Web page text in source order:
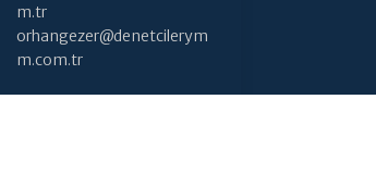
m.tr
orhangezer@denetcilerym
m.com.tr